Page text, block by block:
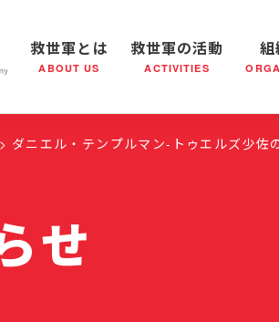
救世軍とは
ABOUT US
世界が抱えている社会問題 救世軍
救世軍の活動
ACTIVITIES
救世軍の活動 社会鍋
組織概要
ダニエル・テンプルマン-トゥエルズ少佐
せ